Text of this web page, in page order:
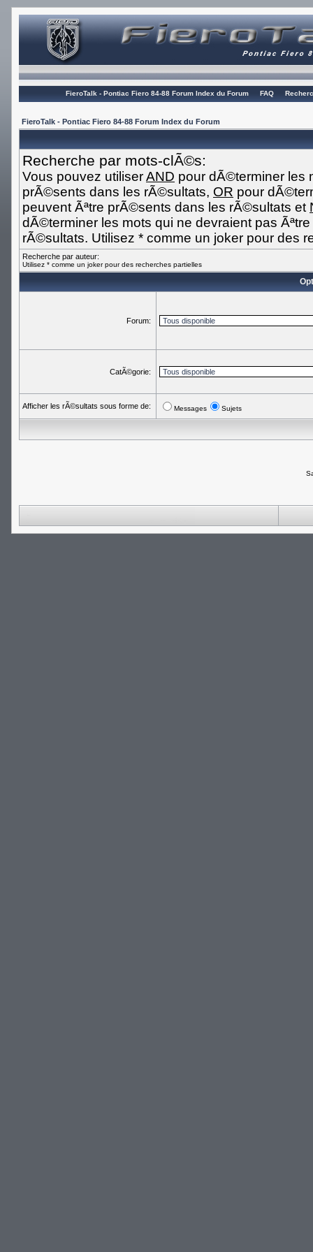
FieroTalk - Pontiac Fiero 84-88 Forum Index du Forum FAQ
FieroTalk - Pontiac Fiero 84-88 Forum Index du Forum
Recherche par mots-clÃ©s:
Vous pouvez utiliserAND pour dÃ©terminer les
prÃ©sents dans les rÃ©sultats, OR pour
peuvent Ãªtre prÃ©sents dans les rÃ©sultats et
dÃ©terminer les mots qui ne devraient pas
rÃ©sultats. Utilisez * comme un joker pour des
Recherche par auteur:
Utilisez * comme un joker pour des recherches partielles
Forum:
CatÃ©gorie:
Afficher les rÃ©sultats sous forme de: Messages Sujets